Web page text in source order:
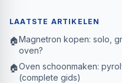
LAATSTE ARTIKELEN
🏠Magnetron kopen: solo,
oven?
🏠Oven schoonmaken:
(complete gids)